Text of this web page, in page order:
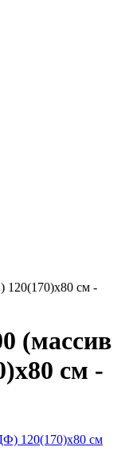
120(170)х80 см -
(массив
см -